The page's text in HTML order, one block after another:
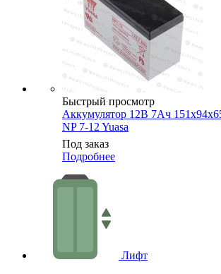
Быстрый просмотр
Аккумулятор 12В 7Ач
NP 7-12 Yuasa
Под заказ
Подробнее
Лифт